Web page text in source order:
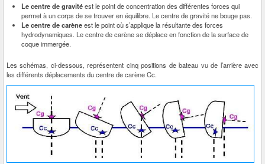
Le centre de gravitéest le point de concentration des différentes forces qui
permet à un corps de se trouver en équilibre. Le centre de gravité ne bouge pas.
Le centre de carèneest le point où s’applique la résultante des forces
hydrodynamiques. Le centre de carène se déplace en fonction de la surface de
coque immergée.
Les schémas, ci-dessous, représentent cinq positions de bateau vu de l’arrière avec
les différents déplacements du centre de carène Cc.